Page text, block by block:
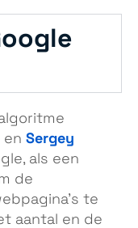
en Sergey
als een
de
te
aantal en de